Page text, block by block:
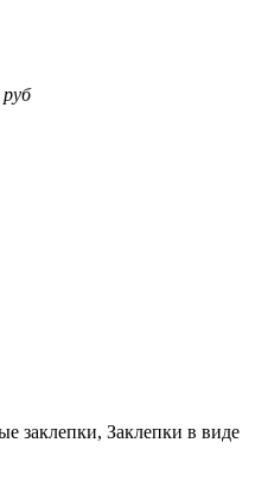
руб
заклепки, Заклепки в виде